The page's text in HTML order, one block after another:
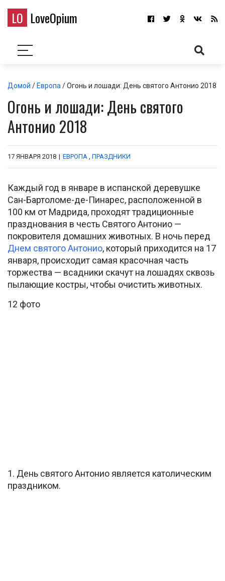
LO LoveOpium
Домой / Европа / Огонь и лошади: День святого Антонио 2018
Огонь и лошади: День святого
Антонио 2018
17 ЯНВАРЯ 2018 | ЕВРОПА , ПРАЗДНИКИ
Каждый год в январе в испанской деревушке
Сан-Бартоломе-де-Пинарес, расположенной в
100 км от Мадрида, проходят традиционные
празднования в честь Святого Антонио —
покровителя домашних животных. В ночь перед
Днем святого Антонио, который приходится на 17
января, происходит самая красочная часть
торжества — всадники скачут на лошадях сквозь
пылающие костры, чтобы очистить животных.
12 фото
1. День святого Антонио является католическим
праздником.